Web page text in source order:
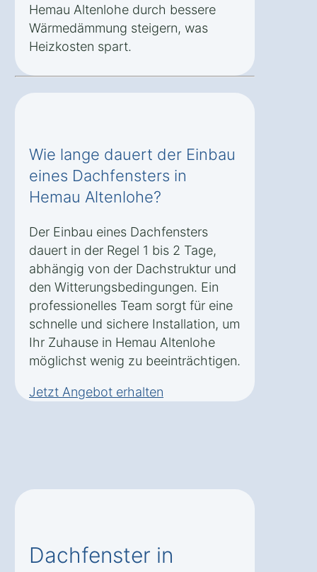
Hemau Altenlohe durch bessere
Wärmedämmung steigern, was
Heizkosten spart.
Wie lange dauert der Einbau
eines Dachfensters in
Hemau Altenlohe?
Der Einbau eines Dachfensters
dauert in der Regel 1 bis 2 Tage,
abhängig von der Dachstruktur und
den Witterungsbedingungen. Ein
professionelles Team sorgt für eine
schnelle und sichere Installation, um
Ihr Zuhause in Hemau Altenlohe
möglichst wenig zu beeinträchtigen.
Jetzt Angebot erhalten
Dachfenster in